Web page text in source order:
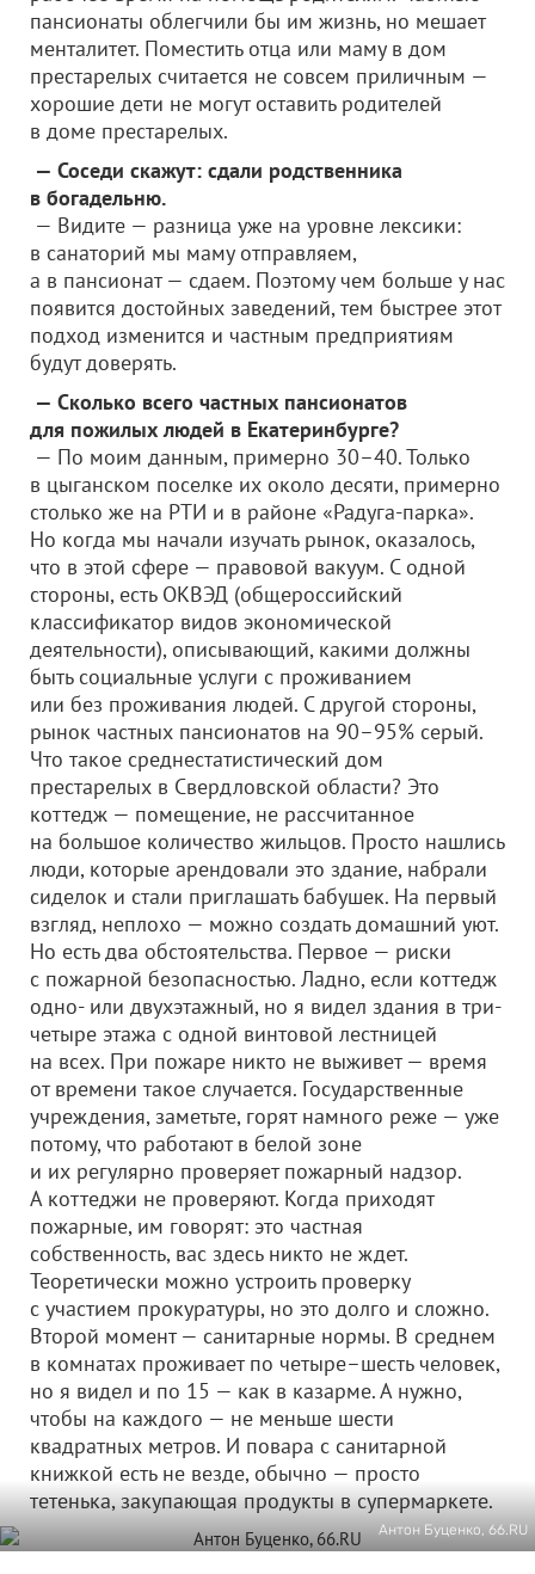
пансионаты облегчили бы им жизнь, но мешает
менталитет. Поместить отца или маму в дом
престарелых считается не совсем приличным —
хорошие дети не могут оставить родителей
в доме престарелых.
— Соседи скажут: сдали родственника
в богадельню.
— Видите — разница уже на уровне лексики:
в санаторий мы маму отправляем,
а в пансионат — сдаем. Поэтому чем больше у нас
появится достойных заведений, тем быстрее этот
подход изменится и частным предприятиям
будут доверять.
— Сколько всего частных пансионатов
для пожилых людей в Екатеринбурге?
— По моим данным, примерно 30–40. Только
в цыганском поселке их около десяти, примерно
столько же на РТИ и в районе «Радуга-парка».
Но когда мы начали изучать рынок, оказалось,
что в этой сфере — правовой вакуум. С одной
стороны, есть ОКВЭД (общероссийский
классификатор видов экономической
деятельности), описывающий, какими должны
быть социальные услуги с проживанием
или без проживания людей. С другой стороны,
рынок частных пансионатов на 90–95% серый.
Что такое среднестатистический дом
престарелых в Свердловской области? Это
коттедж — помещение, не рассчитанное
на большое количество жильцов. Просто нашлись
люди, которые арендовали это здание, набрали
сиделок и стали приглашать бабушек. На первый
взгляд, неплохо — можно создать домашний уют.
Но есть два обстоятельства. Первое — риски
с пожарной безопасностью. Ладно, если коттедж
одно- или двухэтажный, но я видел здания в три-
четыре этажа с одной винтовой лестницей
на всех. При пожаре никто не выживет — время
от времени такое случается. Государственные
учреждения, заметьте, горят намного реже — уже
потому, что работают в белой зоне
и их регулярно проверяет пожарный надзор.
А коттеджи не проверяют. Когда приходят
пожарные, им говорят: это частная
собственность, вас здесь никто не ждет.
Теоретически можно устроить проверку
с участием прокуратуры, но это долго и сложно.
Второй момент — санитарные нормы. В среднем
в комнатах проживает по четыре–шесть человек,
но я видел и по 15 — как в казарме. А нужно,
чтобы на каждого — не меньше шести
квадратных метров. И повара с санитарной
книжкой есть не везде, обычно — просто
тетенька, закупающая продукты в супермаркете.
Антон Буценко, 66.RU